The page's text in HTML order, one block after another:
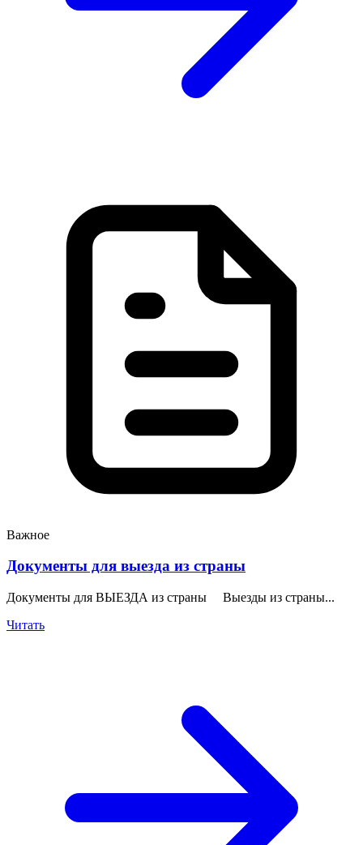
Важное
Документы для выезда из страны
Документы для ВЫЕЗДА из страны Выезды из страны...
Читать